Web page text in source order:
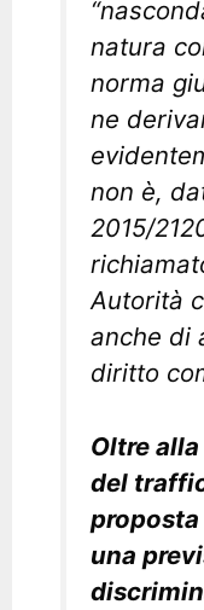
natura
norma
ne
non è,
2015/
Autorità
anche di
diritto
Oltre
del
una